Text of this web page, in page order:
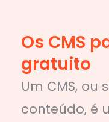
Os CMS
gratuito
Um CMS, ou
conteúdo, é